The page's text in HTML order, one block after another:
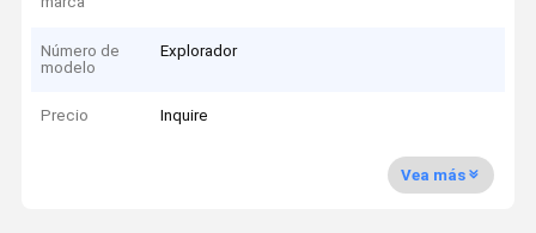
Número de
modelo
Explorador
Precio Inquire
Vea más